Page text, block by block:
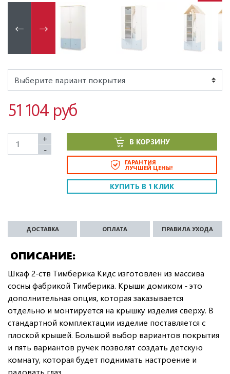
51 104 руб
+
-
В КОРЗИНУ
ГАРАНТИЯ
ЛУЧШЕЙ ЦЕНЫ!
КУПИТЬ В 1 КЛИК
ОПИСАНИЕ
ДОСТАВКА ОПЛАТА ПРАВИЛА УХОДА
Шкаф 2-ств Тимберика Кидс изготовлен из массива
сосны фабрикой Тимберика. Крыши домиком - это
дополнительная опция, которая заказывается
отдельно и монтируется на крышку изделия сверху. В
стандартной комплектации изделие поставляется с
плоской крышей. Большой выбор вариантов покрытия
и пять вариантов ручек позволят создать детскую
комнату, которая будет поднимать настроение и
радовать глаз.